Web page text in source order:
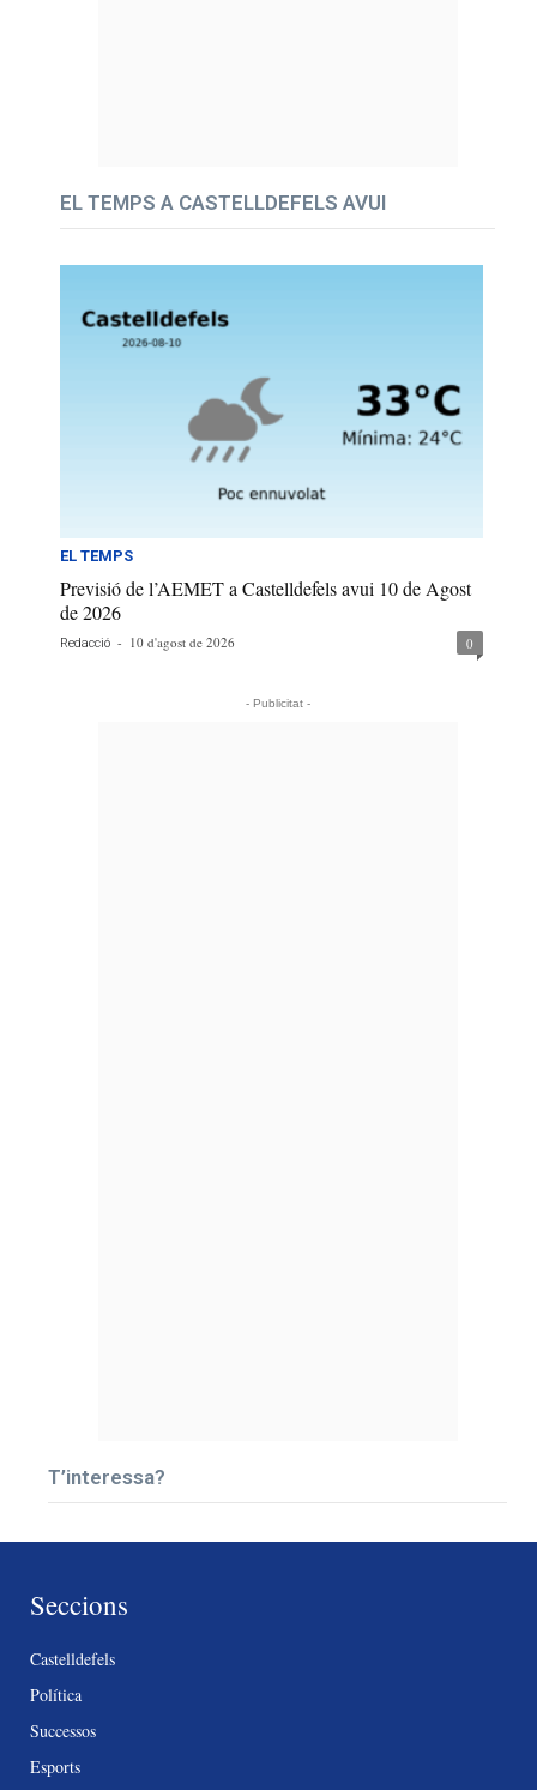
EL TEMPS A CASTELLDEFELS AVUI
EL TEMPS
Previsió de l’AEMET a Castelldefels avui 10 de Agost
de 2026
Redacció - 10 d'agost de 2026 0
- Publicitat -
T’interessa?
Seccions
Castelldefels
Política
Successos
Esports